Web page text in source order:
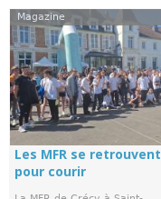
Magazine
Les MFR se retrouvent
pour courir